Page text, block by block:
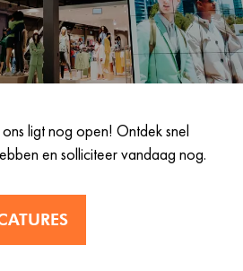
ligt nog open! Ontdek snel
en solliciteer vandaag nog.